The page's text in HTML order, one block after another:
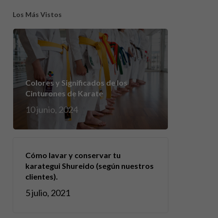
Los Más Vistos
Colores y Significados de los
Cinturones de Karate
10 junio, 2024
Cómo lavar y conservar tu
karategui Shureido (según nuestros
clientes).
5 julio, 2021